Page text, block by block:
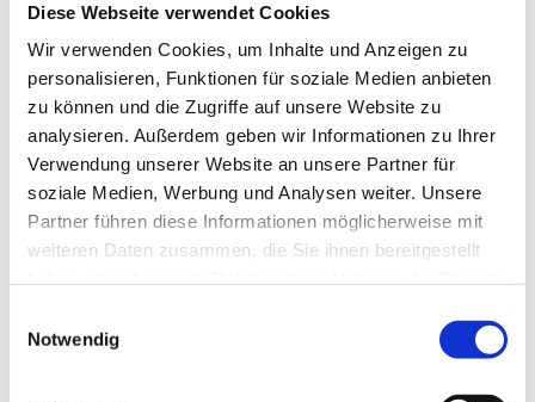
Diese Webseite verwendet Cookies
Wir verwenden Cookies, um Inhalte und Anzeigen zu
personalisieren, Funktionen für soziale Medien anbieten
zu können und die Zugriffe auf unsere Website zu
analysieren. Außerdem geben wir Informationen zu Ihrer
Verwendung unserer Website an unsere Partner für
soziale Medien, Werbung und Analysen weiter. Unsere
Partner führen diese Informationen möglicherweise mit
weiteren Daten zusammen, die Sie ihnen bereitgestellt
Notwendig
Einfühlungsvermögen und hohe soziale Kompetenz
sowie Kommunikationsstärke und
Deutsche Approbation
Bewerbung & Rückfragen:
Wir freuen uns auf Ihre
Bewerbung (Lebenslauf) und über Ihre Rückfragen:
Jetzt bewerben!.